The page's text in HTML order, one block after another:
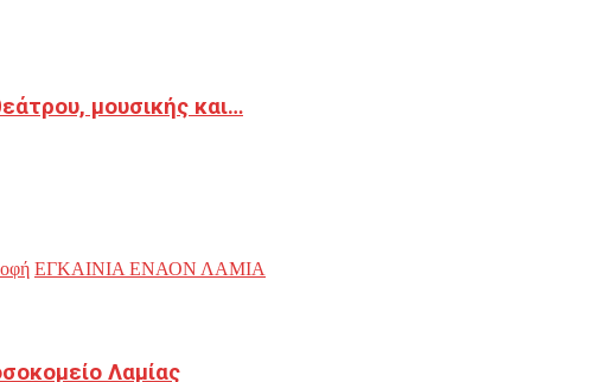
μουσικής και…
ΕΓΚΑΙΝΙΑ ΕΝΑΟΝ ΛΑΜΙΑ
Λαμίας